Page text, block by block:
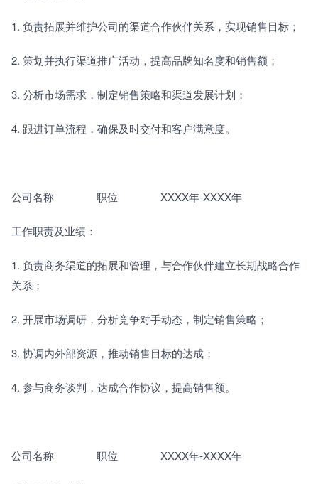
1. 负责拓展并维护公司的渠道合作伙伴关系，实现销售目标；
2. 策划并执行渠道推广活动，提高品牌知名度和销售额；
3. 分析市场需求，制定销售策略和渠道发展计划；
4. 跟进订单流程，确保及时交付和客户满意度。
公司名称　　　　职位　　　　XXXX年-XXXX年
工作职责及业绩：
1. 负责商务渠道的拓展和管理，与合作伙伴建立长期战略合作
关系；
2. 开展市场调研，分析竞争对手动态，制定销售策略；
3. 协调内外部资源，推动销售目标的达成；
4. 参与商务谈判，达成合作协议，提高销售额。
公司名称　　　　职位　　　　XXXX年-XXXX年